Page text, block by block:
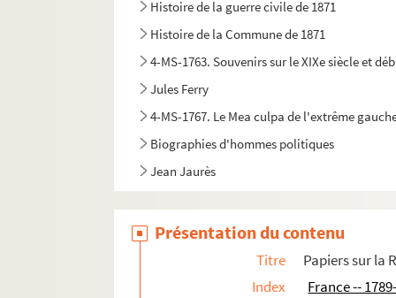
Histoire de la guerre civile de 1871
Histoire de la Commune de 1871
4-MS-1763. Souvenirs sur le XIXe siècle et
Jules Ferry
4-MS-1767. Le Mea culpa de l'extrême
Biographies d'hommes politiques
Jean Jaurès
Présentation du contenu
Titre
Papiers sur la
Index
France --